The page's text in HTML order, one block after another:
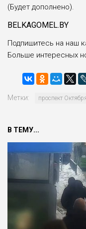
(Будет дополнено).
BELKAGOMEL.BY
Подпишитесь на наш
Больше интересных
Метки: проспект
В ТЕМУ...